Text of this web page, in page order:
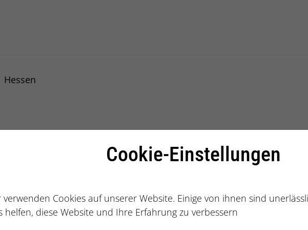
Hessen
Cookie-Einstellungen
verwenden Cookies auf unserer Website. Einige von ihnen sind
helfen, diese Website und Ihre Erfahrung zu verbessern